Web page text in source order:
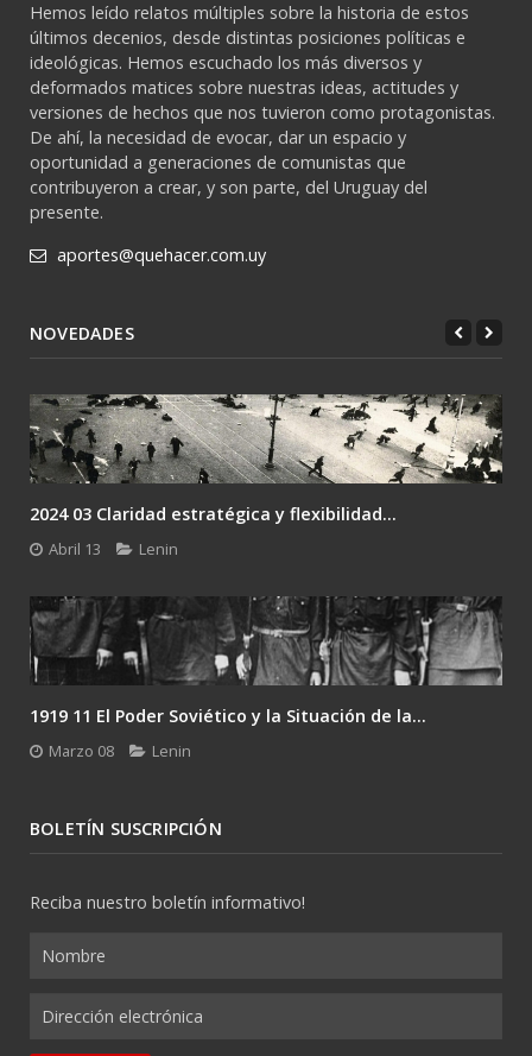
Hemos leído relatos múltiples sobre la historia de estos
últimos decenios, desde distintas posiciones políticas e
ideológicas. Hemos escuchado los más diversos y
deformados matices sobre nuestras ideas, actitudes y
versiones de hechos que nos tuvieron como protagonistas.
De ahí, la necesidad de evocar, dar un espacio y
oportunidad a generaciones de comunistas que
contribuyeron a crear, y son parte, del Uruguay del
presente.
aportes@quehacer.com.uy
NOVEDADES
2024 02 Lenin: el único camino es la revolución....
Febrero 24 Lenin
Gramsci y el desafío del último Lenin: la...
Enero 26 Lenin
BOLETÍN SUSCRIPCIÓN
Reciba nuestro boletín informativo!